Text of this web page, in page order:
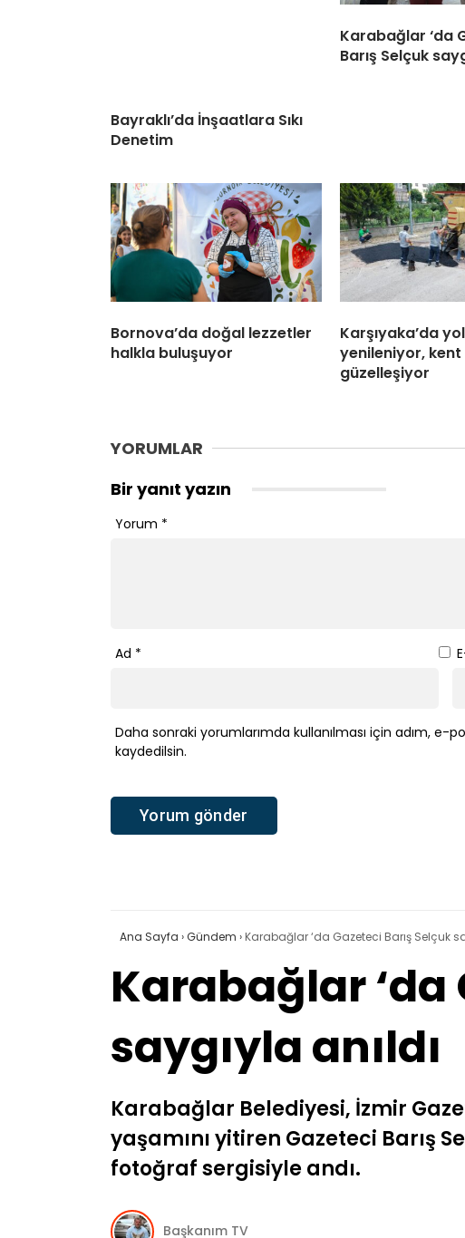
Bayraklı’da İnşaatlara Sıkı
Denetim
Karabağlar ‘da
Barış Selçuk
Bornova’da doğal lezzetler
halkla buluşuyor
Karşıyaka’da
yenileniyor, kent
güzelleşiyor
YORUMLAR
Bir yanıt yazın
Yorum *
Ad *
Daha sonraki yorumlarımda kullanılması için adım, e-
kaydedilsin.
Ana Sayfa ›Gündem › Karabağlar ‘da Gazeteci Barış Selçuk
Karabağlar ‘da
saygıyla anıldı
Karabağlar Belediyesi, İzmir
yaşamını yitiren Gazeteci Barış
fotoğraf sergisiyle andı.
Başkanım TV